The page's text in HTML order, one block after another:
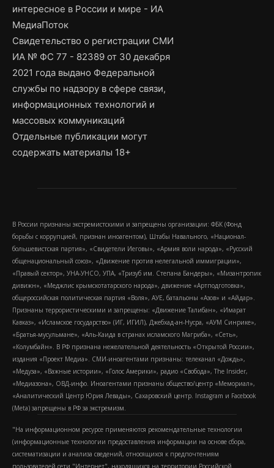
интересное в России и мире - ИА
МедиаПоток
Свидетельство о регистрации СМИ
ИА № ФС 77 - 82389 от 30 декабря
2021 года выдано Федеральной
службы по надзору в сфере связи,
информационных технологий и
массовых коммуникаций
Отдельные публикации могут
содержать материалы 18+
В России признаны экстремистскими и запрещены организации: ФБК (Фонд
борьбы с коррупцией, признан иноагентом), Штабы Навального, «Национал-
большевистская партия», «Свидетели Иеговы», «Армия воли народа», «Русский
общенациональный союз», «Движение против нелегальной иммиграции»,
«Правый сектор», УНА-УНСО, УПА, «Тризуб им. Степана Бандеры», «Мизантропик
дивижн», «Меджлис крымскотатарского народа», движение «Артподготовка»,
общероссийская политическая партия «Воля», АУЕ, батальоны «Азов» и «Айдар».
Признаны террористическими и запрещены: «Движение Талибан», «Имарат
Кавказ», «Исламское государство» (ИГ, ИГИЛ), Джебхад-ан-Нусра, «АУМ Синрике»,
«Братья-мусульмане», «Аль-Каида в странах исламского Магриба», «Сеть»,
«Колумбайн». В РФ признана нежелательной деятельность «Открытой России»,
издания «Проект Медиа». СМИ-иноагентами признаны: телеканал «Дождь»,
«Медуза», «Важные истории», «Голос Америки», радио «Свобода», The Insider,
«Медиазона», ОВД-инфо. Иноагентами признаны общество/центр «Мемориал»,
«Аналитический Центр Юрия Левады», Сахаровский центр. Instagram и Facebook
(Metа) запрещены в РФ за экстремизм.
"На информационном ресурсе применяются рекомендательные технологии
(информационные технологии предоставления информации на основе сбора,
систематизации и анализа сведений, относящихся к предпочтениям